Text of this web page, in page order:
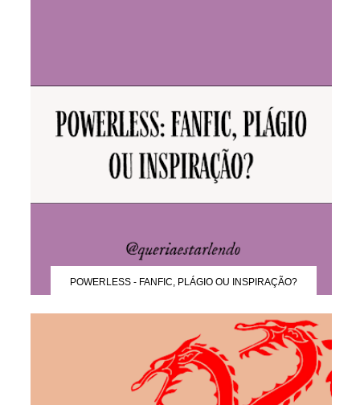
POWERLESS - FANFIC, PLÁGIO OU INSPIRAÇÃO?